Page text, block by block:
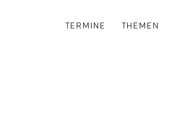
TERMINE THEMEN